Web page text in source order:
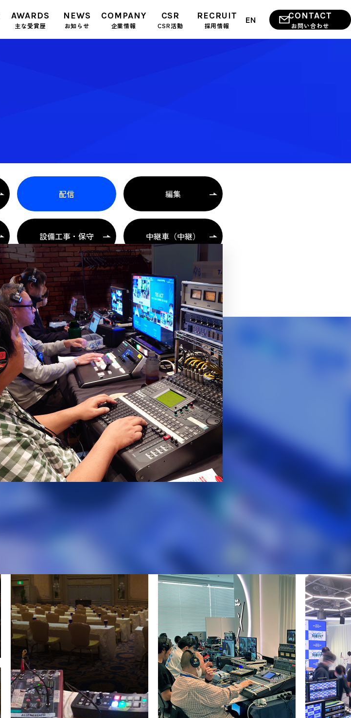
AWARDS
主な受賞歴
NEWS
お知らせ
COMPANY
企業情報
CSR
CSR活動
RECRUIT
採用情報
EN CONTACT
お問い合わせ
配信 編集
設備工事・保守 中継車（中継）